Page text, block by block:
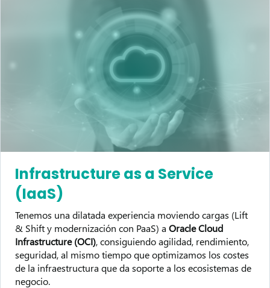
Infrastructure as a Service
(IaaS)
Tenemos una dilatada experiencia moviendo cargas (Lift
& Shift y modernización con PaaS) a Oracle Cloud
Infrastructure (OCI), consiguiendo agilidad, rendimiento,
seguridad, al mismo tiempo que optimizamos los costes
de la infraestructura que da soporte a los ecosistemas de
negocio.